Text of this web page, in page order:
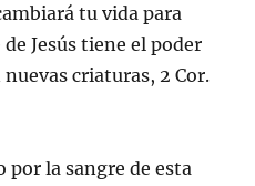
tu vida para
Jesús tiene el poder
criaturas, 2 Cor.
por la sangre de esta